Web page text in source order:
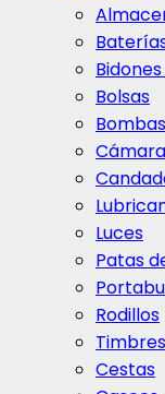
Bolsas
Luces
Patas
Rodillos
Cestas